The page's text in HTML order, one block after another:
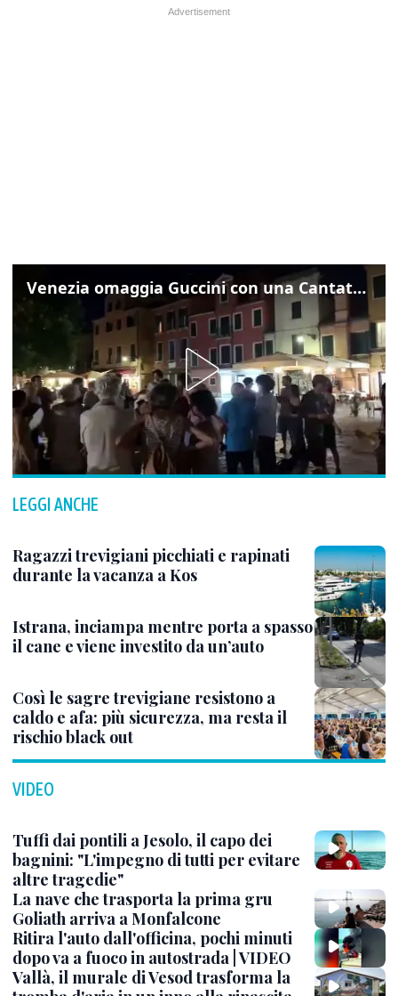
Venezia omaggia Guccini con una Cantata Anarchica in campo Santa Margherita
LEGGI ANCHE
Ragazzi trevigiani picchiati e rapinati
durante la vacanza a Kos
Istrana, inciampa mentre porta a spasso
il cane e viene investito da un’auto
Così le sagre trevigiane resistono a
caldo e afa: più sicurezza, ma resta il
rischio black out
VIDEO
Tuffi dai pontili a Jesolo, il capo dei
bagnini: "L'impegno di tutti per evitare
altre tragedie"
La nave che trasporta la prima gru
Goliath arriva a Monfalcone
Ritira l'auto dall'officina, pochi minuti
dopo va a fuoco in autostrada | VIDEO
Vallà, il murale di Vesod trasforma la